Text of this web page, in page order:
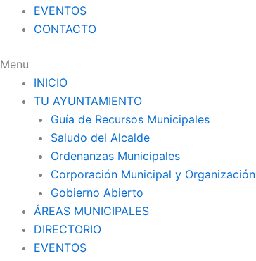
EVENTOS
CONTACTO
Menu
INICIO
TU AYUNTAMIENTO
Guía de Recursos Municipales
Saludo del Alcalde
Ordenanzas Municipales
Corporación Municipal y Organización
Gobierno Abierto
ÁREAS MUNICIPALES
DIRECTORIO
EVENTOS